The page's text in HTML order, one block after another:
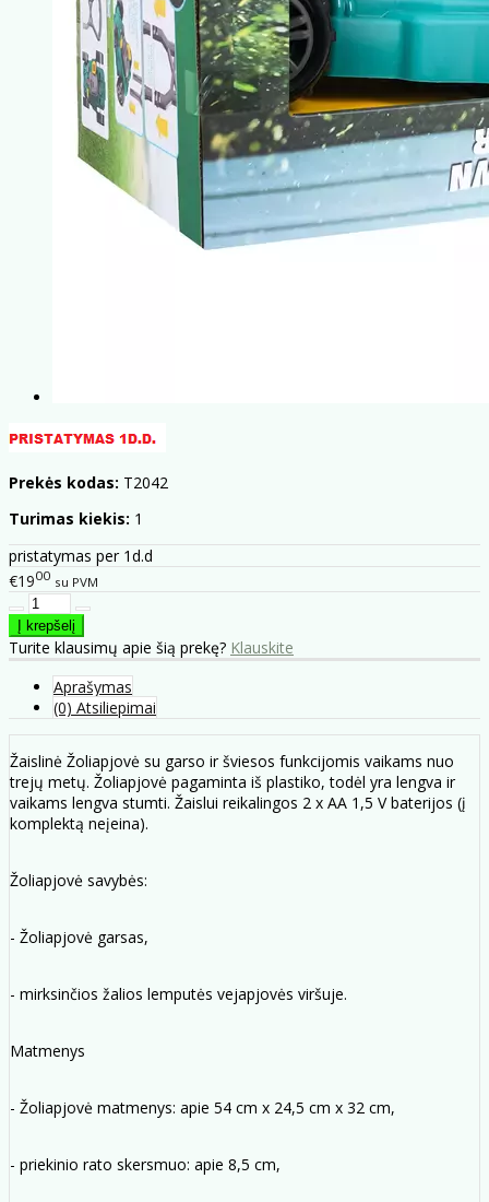
Prekės kodas: T2042
Turimas kiekis: 1
pristatymas per 1d.d
€1900 su PVM
Turite klausimų apie šią prekę? Klauskite
Aprašymas
(0) Atsiliepimai
Žaislinė Žoliapjovė su garso ir šviesos funkcijomis vaikams nuo
trejų metų. Žoliapjovė pagaminta iš plastiko, todėl yra lengva ir
vaikams lengva stumti. Žaislui reikalingos 2 x AA 1,5 V baterijos (į
komplektą neįeina).
Žoliapjovė savybės:
- Žoliapjovė garsas,
- mirksinčios žalios lemputės vejapjovės viršuje.
Matmenys
- Žoliapjovė matmenys: apie 54 cm x 24,5 cm x 32 cm,
- priekinio rato skersmuo: apie 8,5 cm,